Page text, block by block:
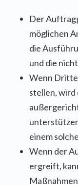
Der
möglichen
die
und die
Wenn Dritte
stellen,
einem
Wenn der
ergreift,